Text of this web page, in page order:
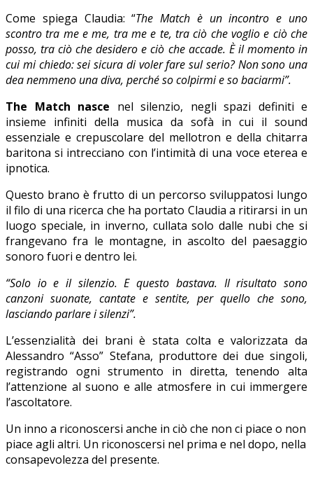
Come spiega Claudia: “The Match è un incontro e uno
scontro tra me e me, tra me e te, tra ciò che voglio e ciò che
posso, tra ciò che desidero e ciò che accade. È il momento in
cui mi chiedo: sei sicura di voler fare sul serio? Non sono una
dea nemmeno una diva, perché so colpirmi e so baciarmi”.
The Match nasce nel silenzio, negli spazi definiti e
insieme infiniti della musica da sofà in cui il sound
essenziale e crepuscolare del mellotron e della chitarra
baritona si intrecciano con l’intimità di una voce eterea e
ipnotica.
Questo brano è frutto di un percorso sviluppatosi lungo
il filo di una ricerca che ha portato Claudia a ritirarsi in un
luogo speciale, in inverno, cullata solo dalle nubi che si
frangevano fra le montagne, in ascolto del paesaggio
sonoro fuori e dentro lei.
“Solo io e il silenzio. E questo bastava. Il risultato sono
canzoni suonate, cantate e sentite, per quello che sono,
lasciando parlare i silenzi”.
L’essenzialità dei brani è stata colta e valorizzata da
Alessandro “Asso” Stefana, produttore dei due singoli,
registrando ogni strumento in diretta, tenendo alta
l’attenzione al suono e alle atmosfere in cui immergere
l’ascoltatore.
Un inno a riconoscersi anche in ciò che non ci piace o non
piace agli altri. Un riconoscersi nel prima e nel dopo, nella
consapevolezza del presente.